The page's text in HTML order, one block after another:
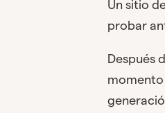
Un sitio
probar
Después